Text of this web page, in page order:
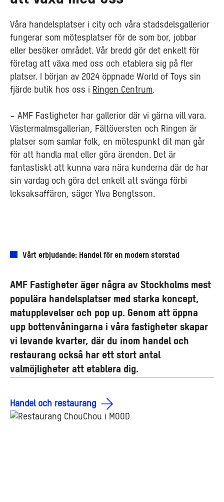
Våra handelsplatser i city och våra stadsdelsgallerior
fungerar som mötesplatser för de som bor, jobbar
eller besöker området. Vår bredd gör det enkelt för
företag att växa med oss och etablera sig på fler
platser. I början av 2024 öppnade World of Toys sin
fjärde butik hos oss i Ringen Centrum.
– AMF Fastigheter har gallerior där vi gärna vill vara.
Västermalmsgallerian, Fältöversten och Ringen är
platser som samlar folk, en mötespunkt dit man går
för att handla mat eller göra ärenden. Det är
fantastiskt att kunna vara nära kunderna där de har
sin vardag och göra det enkelt att svänga förbi
leksaksaffären, säger Ylva Bengtsson.
Vårt erbjudande: Handel för en modern storstad
AMF Fastigheter äger några av Stockholms mest
populära handelsplatser med starka koncept,
matupplevelser och pop up. Genom att öppna
upp bottenvåningarna i våra fastigheter skapar
vi levande kvarter, där du inom handel och
restaurang också har ett stort antal
valmöjligheter att etablera dig.
Handel och restaurang